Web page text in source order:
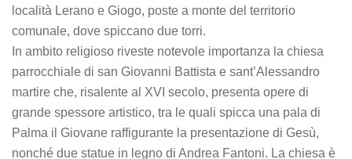
località Lerano e Giogo, poste a monte del territorio
comunale, dove spiccano due torri.
In ambito religioso riveste notevole importanza la chiesa
parrocchiale di san Giovanni Battista e sant’Alessandro
martire che, risalente al XVI secolo, presenta opere di
grande spessore artistico, tra le quali spicca una pala di
Palma il Giovane raffigurante la presentazione di Gesù,
nonché due statue in legno di Andrea Fantoni. La chiesa è